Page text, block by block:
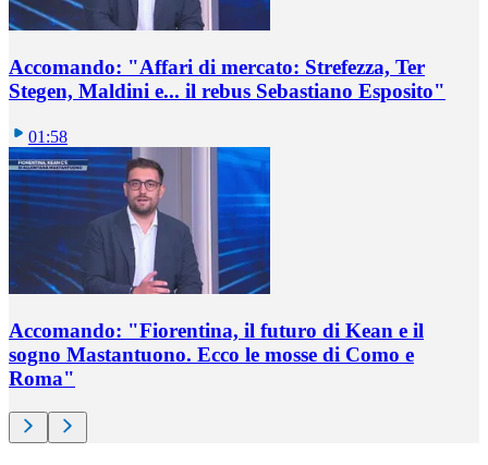
Accomando: "Affari di mercato: Strefezza, Ter
Stegen, Maldini e... il rebus Sebastiano Esposito"
01:58
Accomando: "Fiorentina, il futuro di Kean e il
sogno Mastantuono. Ecco le mosse di Como e
Roma"